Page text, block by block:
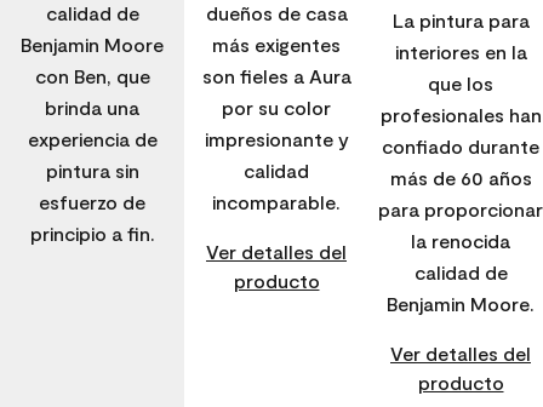
calidad de
Benjamin Moore
con Ben, que
brinda una
experiencia de
pintura sin
esfuerzo de
principio a fin.
dueños de casa
más exigentes
son fieles a Aura
por su color
impresionante y
calidad
incomparable.
Ver detalles del
producto
La pintura para
interiores en la
que los
profesionales han
confiado durante
más de 60 años
para proporcionar
la renocida
calidad de
Benjamin Moore.
Ver detalles del
producto